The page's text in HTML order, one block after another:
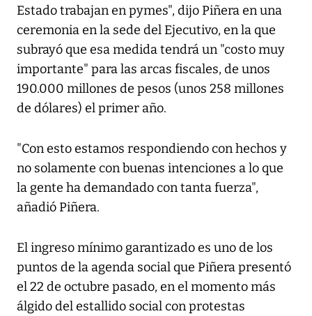
Estado trabajan en pymes", dijo Piñera en una
ceremonia en la sede del Ejecutivo, en la que
subrayó que esa medida tendrá un "costo muy
importante" para las arcas fiscales, de unos
190.000 millones de pesos (unos 258 millones
de dólares) el primer año.
"Con esto estamos respondiendo con hechos y
no solamente con buenas intenciones a lo que
la gente ha demandado con tanta fuerza",
añadió Piñera.
El ingreso mínimo garantizado es uno de los
puntos de la agenda social que Piñera presentó
el 22 de octubre pasado, en el momento más
álgido del estallido social con protestas